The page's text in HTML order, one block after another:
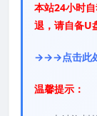
本站24小时
退，请自备U
→→→点击此
温馨提示：